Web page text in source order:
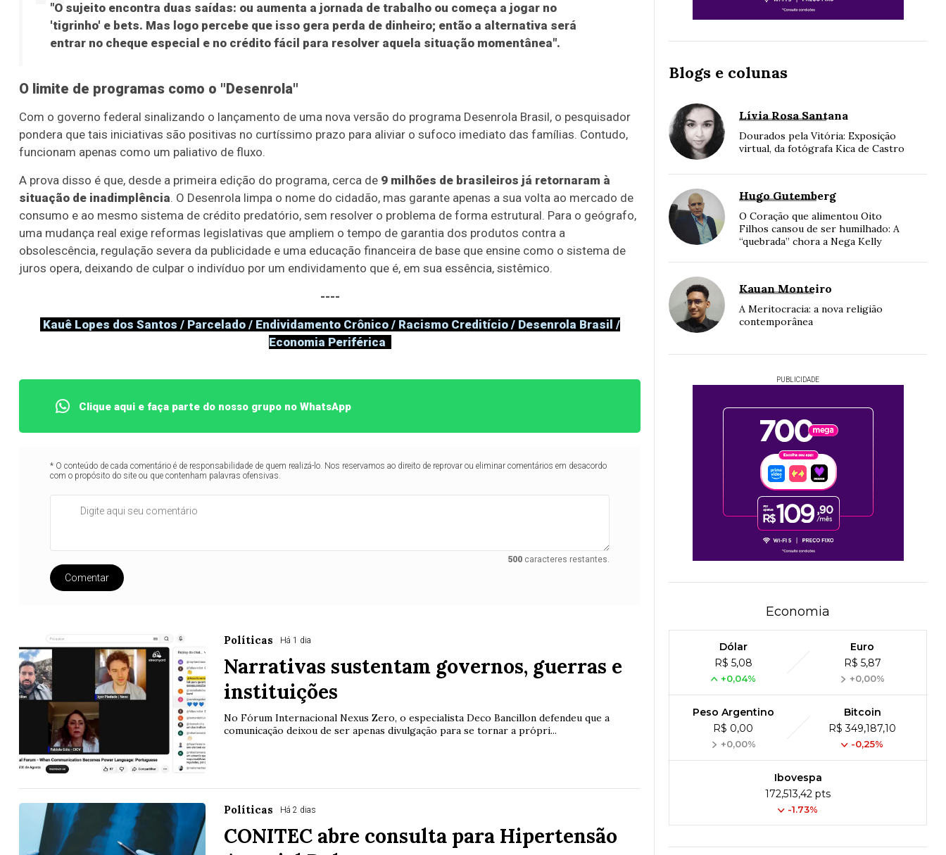
"O sujeito encontra duas saídas: ou aumenta a jornada de trabalho ou começa a jogar no
'tigrinho' e bets. Mas logo percebe que isso gera perda de dinheiro; então a alternativa será
entrar no cheque especial e no crédito fácil para resolver aquela situação momentânea".
O limite de programas como o "Desenrola"
Com o governo federal sinalizando o lançamento de uma nova versão do programa Desenrola Brasil, o pesquisador
pondera que tais iniciativas são positivas no curtíssimo prazo para aliviar o sufoco imediato das famílias. Contudo,
funcionam apenas como um paliativo de fluxo.
A prova disso é que, desde a primeira edição do programa, cerca de 9 milhões de brasileiros já retornaram à
situação de inadimplência. O Desenrola limpa o nome do cidadão, mas garante apenas a sua volta ao mercado de
consumo e ao mesmo sistema de crédito predatório, sem resolver o problema de forma estrutural. Para o geógrafo,
uma mudança real exige reformas legislativas que ampliem o tempo de garantia dos produtos contra a
obsolescência, regulação severa da publicidade e uma educação financeira de base que ensine como o sistema de
juros opera, deixando de culpar o indivíduo por um endividamento que é, em sua essência, sistêmico.
----
Kauê Lopes dos Santos / Parcelado / Endividamento Crônico / Racismo Creditício / Desenrola Brasil /
Economia Periférica
Clique aqui e faça parte do nosso grupo no WhatsApp
* O conteúdo de cada comentário é de responsabilidade de quem realizá-lo. Nos reservamos ao direito de reprovar ou eliminar comentários em desacordo
com o propósito do site ou que contenham palavras ofensivas.
500caracteres restantes.
Comentar
Políticas Há 1 dia
Narrativas sustentam governos, guerras e
instituições
No Fórum Internacional Nexus Zero, o especialista Deco Bancillon defendeu que a
comunicação deixou de ser apenas divulgação para se tornar a própri...
Políticas Há 2 dias
CONITEC abre consulta para Hipertensão
Blogs e colunas
Lívia Rosa Santana
Dourados pela Vitória: Exposição
virtual, da fotógrafa Kica de Castro
Hugo Gutemberg
O Coração que alimentou Oito
Filhos cansou de ser humilhado: A
“quebrada” chora a Nega Kelly
Kauan Monteiro
A Meritocracia: a nova religião
contemporânea
PUBLICIDADE
Economia
Dólar
R$ 5,08
+0,04%
Euro
R$ 5,87
+0,00%
Peso Argentino
R$ 0,00
+0,00%
Bitcoin
R$ 349,187,10
-0,25%
Ibovespa
172,513,42 pts
-1.73%